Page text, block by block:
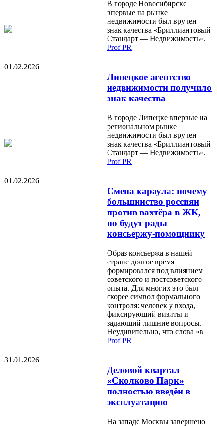
В городе Новосибирске
впервые на рынке
недвижимости был вручен
знак качества «Бриллиантовый
Стандарт — Недвижимость».
Prof PR
01.02.2026
Липецкое агентство
недвижимости получило
знак качества
В городе Липецке впервые на
региональном рынке
недвижимости был вручен
знак качества «Бриллиантовый
Стандарт — Недвижимость».
Prof PR
01.02.2026
Смена караула: почему
большинство россиян
против вахтёра в ЖК,
но будут рады
консьержу-помощнику
Образ консьержа в нашей
стране долгое время
формировался под влиянием
советского и постсоветского
опыта. Для многих это был
скорее символ формального
контроля: человек у входа,
фиксирующий визиты и
задающий лишние вопросы.
Неудивительно, что слова «в
Prof PR
31.01.2026
Деловой квартал
«Сколково Парк»
полностью введён в
эксплуатацию
На западе Москвы завершено